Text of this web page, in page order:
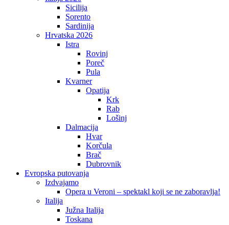
Sicilija
Sorento
Sardinija
Hrvatska 2026
Istra
Rovinj
Poreč
Pula
Kvarner
Opatija
Krk
Rab
Lošinj
Dalmacija
Hvar
Korčula
Brač
Dubrovnik
Evropska putovanja
Izdvajamo
Opera u Veroni – spektakl koji se ne zaboravlja!
Italija
Južna Italija
Toskana